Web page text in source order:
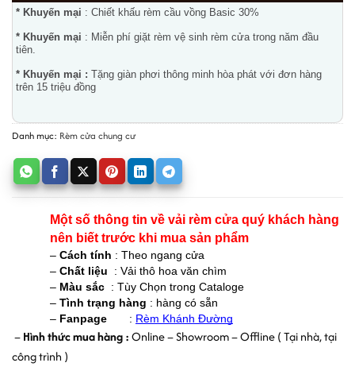
* Khuyến mại : Chiết khấu rèm cầu vồng Basic 30%
* Khuyến mại : Miễn phí giặt rèm vệ sinh rèm cửa trong năm đầu
tiên.
* Khuyến mại : Tặng giàn phơi thông minh hòa phát với đơn hàng
trên 15 triệu đồng
Danh mục: Rèm cửa chung cư
Một số thông tin về vải rèm cửa quý khách hàng
nên biết trước khi mua sản phẩm
– Cách tính : Theo ngang cửa
– Chất liệu
: Vải thô hoa văn chìm
– Màu sắc : Tùy Chọn trong Cataloge
– Tình trạng hàng : hàng có sẵn
– Fanpage : Rèm Khánh Đường
– Hình thức mua hàng : Online – Showroom – Offline ( Tại nhà, tại
công trình )